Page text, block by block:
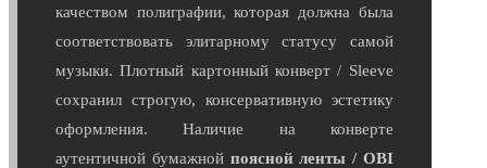
качеством полиграфии, которая должна была
соответствовать элитарному статусу самой
музыки. Плотный картонный конверт / Sleeve
сохранил строгую, консервативную эстетику
оформления. Наличие на конверте
аутентичной бумажной поясной ленты / OBI